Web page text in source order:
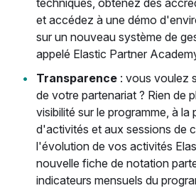
techniques, obtenez des
et accédez à une démo
sur un nouveau système de
appelé Elastic Partner
Transparence : vous voulez
de votre partenariat ? Rien de
visibilité sur le programme, à la
d'activités et aux sessions de
l'évolution de vos activités
nouvelle fiche de notation
indicateurs mensuels du